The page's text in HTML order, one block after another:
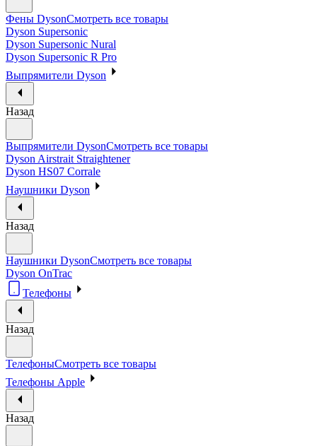
Фены DysonСмотреть все товары
Dyson Supersonic
Dyson Supersonic Nural
Dyson Supersonic R Pro
Выпрямители Dyson
Назад
Выпрямители DysonСмотреть все товары
Dyson Airstrait Straightener
Dyson HS07 Corrale
Наушники Dyson
Назад
Наушники DysonСмотреть все товары
Dyson OnTrac
Телефоны
Назад
ТелефоныСмотреть все товары
Телефоны Apple
Назад